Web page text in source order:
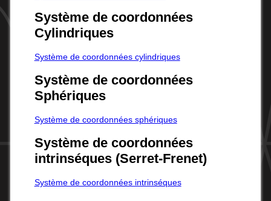
Système de coordonnées
Cylindriques
Système de coordonnées cylindriques
Système de coordonnées
Sphériques
Système de coordonnées sphériques
Système de coordonnées
intrinséques (Serret-Frenet)
Système de coordonnées intrinséques